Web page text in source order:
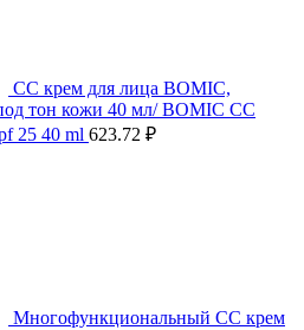
СС крем для лица BOMIC,
тон кожи 40 мл/ BOMIC CC
25 40 ml 623.72 ₽
Многофункциональный СС крем